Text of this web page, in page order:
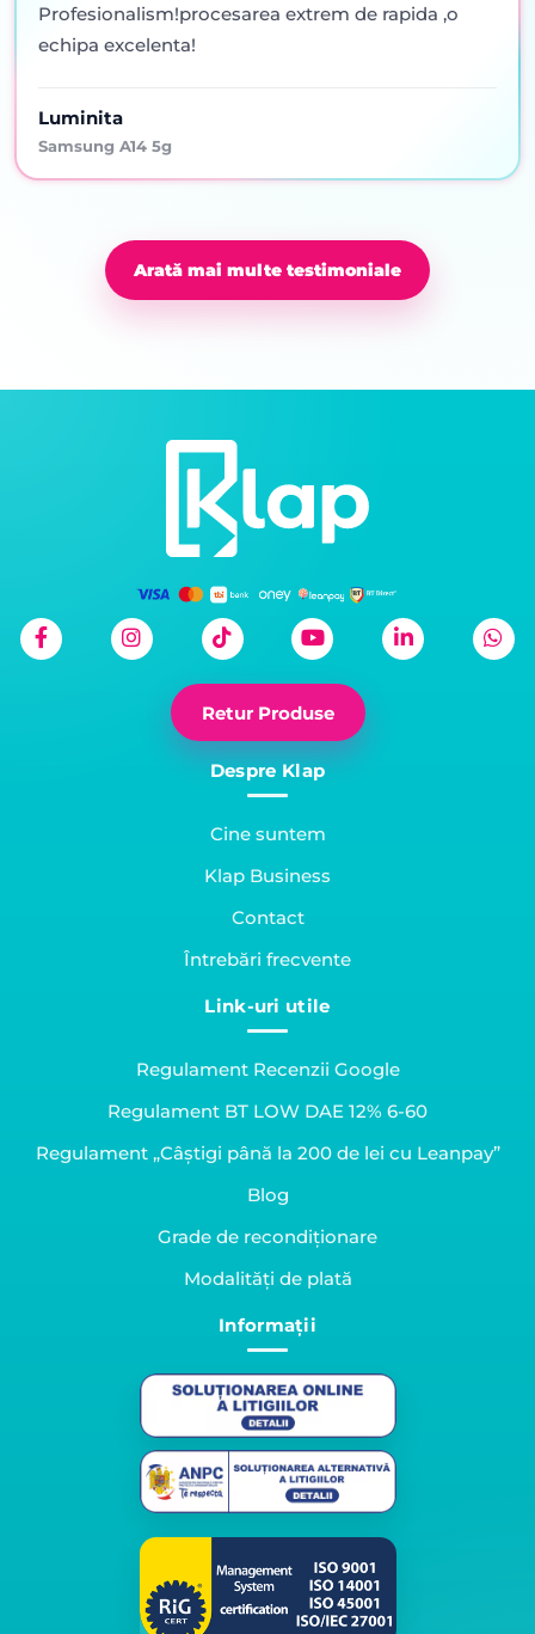
Profesionalism!procesarea extrem de rapida ,o
echipa excelenta!
Luminita
Samsung A14 5g
Arată mai multe testimoniale
Retur Produse
Despre Klap
Cine suntem
Klap Business
Contact
Întrebări frecvente
Link-uri utile
Regulament Recenzii Google
Regulament BT LOW DAE 12% 6-60
Regulament „Câștigi până la 200 de lei cu Leanpay”
Blog
Grade de recondiționare
Modalități de plată
Informații